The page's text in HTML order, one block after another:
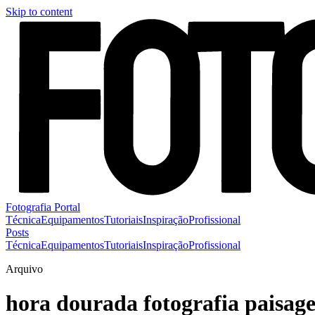
Skip to content
Fotografia Portal
TécnicaEquipamentosTutoriaisInspiraçãoProfissional
Posts
TécnicaEquipamentosTutoriaisInspiraçãoProfissional
Arquivo
hora dourada fotografia